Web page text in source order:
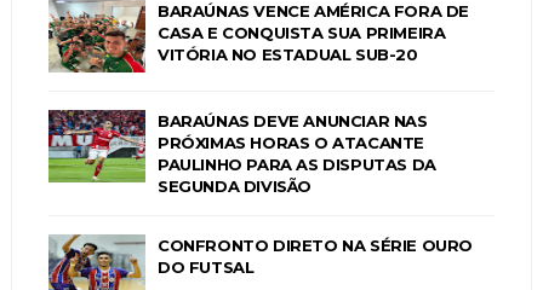
BARAÚNAS VENCE AMÉRICA FORA DE
CASA E CONQUISTA SUA PRIMEIRA
VITÓRIA NO ESTADUAL SUB-20
BARAÚNAS DEVE ANUNCIAR NAS
PRÓXIMAS HORAS O ATACANTE
PAULINHO PARA AS DISPUTAS DA
SEGUNDA DIVISÃO
CONFRONTO DIRETO NA SÉRIE OURO
DO FUTSAL